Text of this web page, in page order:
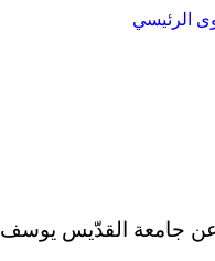
الرئيسي
عن جامعة القدّيس